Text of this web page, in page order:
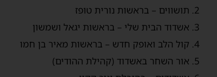
תושווים – בראשות נורית טופז
אשדוד הבית שלי – בראשות יגאל ושמשון
קול הלב ואופק חדש – בראשות מאיר בן חמו
אור השחר באשדוד (קהילת ההודים)